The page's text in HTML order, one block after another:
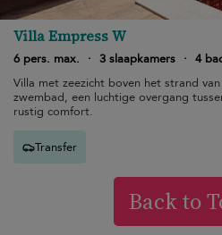
Villa Empress W
6 pers. max. · 3 slaapkamers · 4
Villa met zeezicht boven het strand
zwembad, een luchtige overgang
rustig comfort.
Transfer
Back to